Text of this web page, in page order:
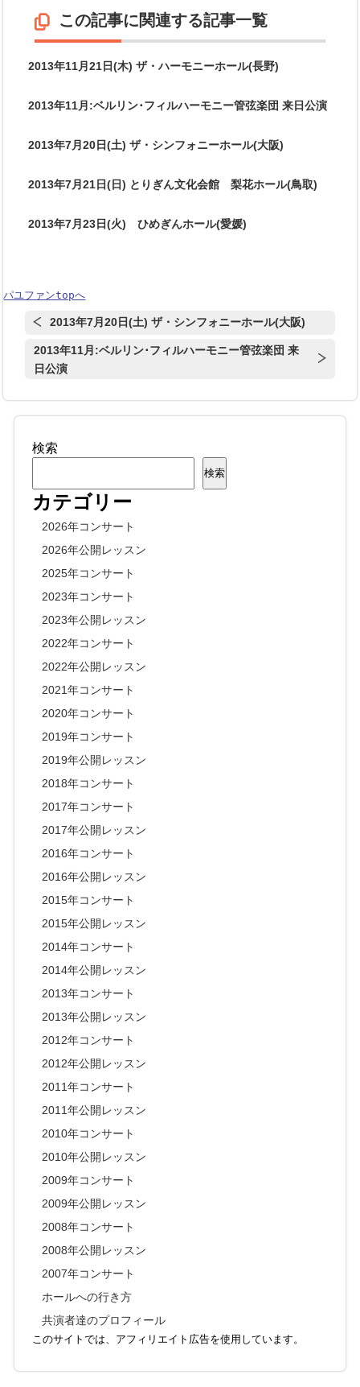
この記事に関連する記事一覧
2013年11月21日(木) ザ・ハーモニーホール(長野)
2013年11月:ベルリン･フィルハーモニー管弦楽団 来日公演
2013年7月20日(土) ザ・シンフォニーホール(大阪)
2013年7月21日(日) とりぎん文化会館 梨花ホール(鳥取)
2013年7月23日(火) ひめぎんホール(愛媛)
パユファンtopへ
2013年7月20日(土) ザ・シンフォニーホール(大阪)
2013年11月:ベルリン･フィルハーモニー管弦楽団 来
日公演
検索
検索
カテゴリー
2026年コンサート
2026年公開レッスン
2025年コンサート
2023年コンサート
2023年公開レッスン
2022年コンサート
2022年公開レッスン
2021年コンサート
2020年コンサート
2019年コンサート
2019年公開レッスン
2018年コンサート
2017年コンサート
2017年公開レッスン
2016年コンサート
2016年公開レッスン
2015年コンサート
2015年公開レッスン
2014年コンサート
2014年公開レッスン
2013年コンサート
2013年公開レッスン
2012年コンサート
2012年公開レッスン
2011年コンサート
2011年公開レッスン
2010年コンサート
2010年公開レッスン
2009年コンサート
2009年公開レッスン
2008年コンサート
2008年公開レッスン
2007年コンサート
ホールへの行き方
共演者達のプロフィール
このサイトでは、アフィリエイト広告を使用しています。